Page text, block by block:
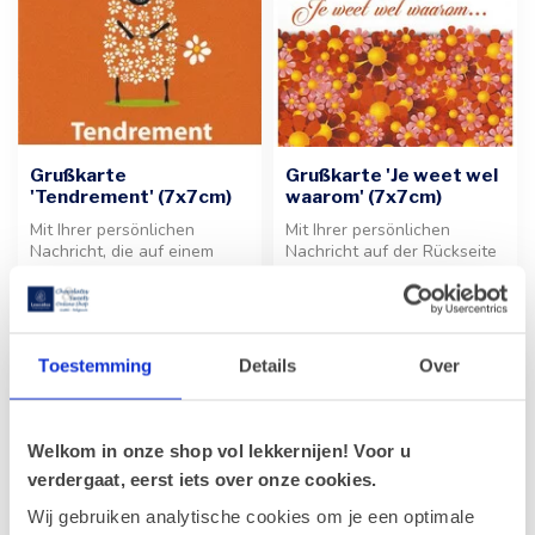
Toestemming Details Over
Welkom in onze shop vol lekkernijen! Voor u
verdergaat, eerst iets over onze cookies.
Wij gebruiken analytische cookies om je een optimale
Grußkarte
'Tendrement' (7x7cm)
Mit Ihrer persönlichen
Nachricht, die auf einem
angebr...
€1,00
Grußkarte 'Je weet wel
waarom' (7x7cm)
Mit Ihrer persönlichen
Nachricht auf der Rückseite